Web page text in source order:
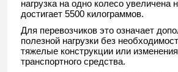
нагрузка на одно колесо увеличена
достигает 5500 килограммов.
Для перевозчиков это означает
полезной нагрузки без
тяжелые конструкции или
транспортного средства.